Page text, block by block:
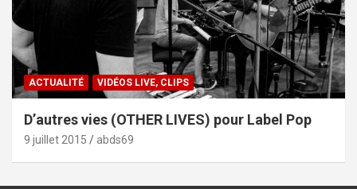
ACTUALITÉ VIDÉOS LIVE, CLIPS
D’autres vies (OTHER LIVES) pour Label Pop
9 juillet 2015 abds69